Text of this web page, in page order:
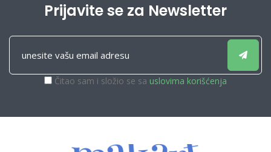
Prijavite se za Newsletter
Čitao sam i složio se sa uslovima korišćenja